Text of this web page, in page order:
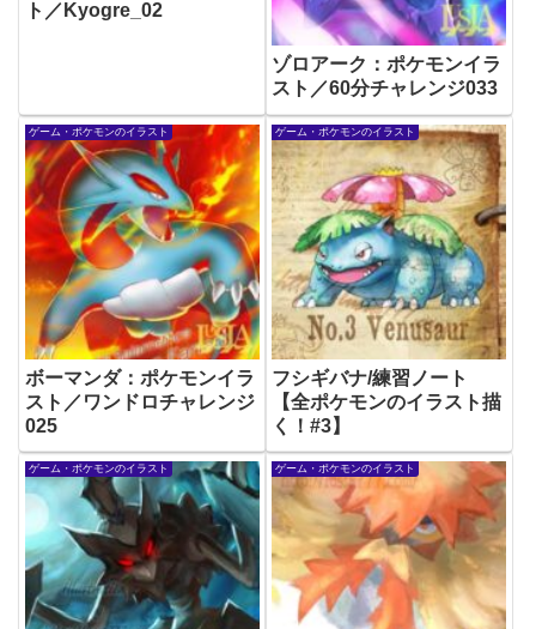
ト／Kyogre_02
ゾロアーク：ポケモンイラ
スト／60分チャレンジ033
ゲーム・ポケモンのイラスト
ボーマンダ：ポケモンイラ
スト／ワンドロチャレンジ
025
ゲーム・ポケモンのイラスト
フシギバナ/練習ノート
【全ポケモンのイラスト描
く！#3】
ゲーム・ポケモンのイラスト ゲーム・ポケモンのイラスト